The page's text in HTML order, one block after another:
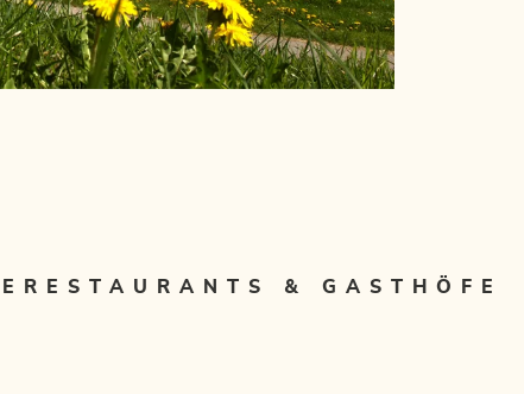
RESTAURANTS & GASTHÖFE